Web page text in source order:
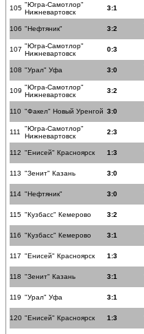
105 "Югра-Самотлор"
Нижневартовск
3:1
106 "Нефтяник" 3:2
107 "Югра-Самотлор"
Нижневартовск
0:3
108 "Урал" Уфа 3:0
109 "Югра-Самотлор"
Нижневартовск
3:2
110 "Факел" Новый Уренгой 3:0
111
"Югра-Самотлор"
Нижневартовск
2:3
112 "Енисей" Красноярск 1:3
113 "Зенит" Казань 3:0
114 "Нефтяник" 3:0
115 "Кузбасс" Кемерово 3:2
116 "Кузбасс" Кемерово 3:1
117 "Енисей" Красноярск 1:3
118 "Зенит" Казань 3:1
119 "Урал" Уфа 3:1
120 "Енисей" Красноярск 1:3